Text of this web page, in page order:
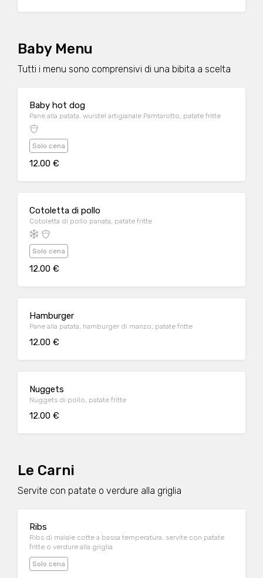
Baby Menu
Tutti i menu sono comprensivi di una bibita a scelta
Baby hot dog
Pane alla patata, wurstel artigianale Pamtarotto, patate fritte
Solo cena
12.00 €
Cotoletta di pollo
Cotoletta di pollo panata, patate fritte
Solo cena
12.00 €
Hamburger
Pane alla patata, hamburger di manzo, patate fritte
12.00 €
Nuggets
Nuggets di pollo, patate fritte
12.00 €
Le Carni
Servite con patate o verdure alla griglia
Ribs
Ribs di maiale cotte a bassa temperatura, servite con patate
fritte o verdure alla griglia
Solo cena